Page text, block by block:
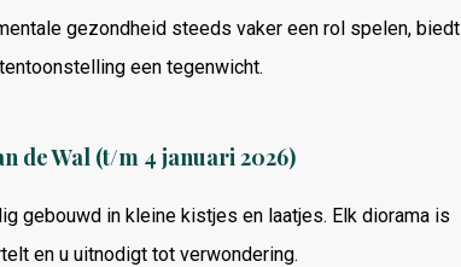
gezondheid steeds vaker een rol spelen, biedt
een tegenwicht.
de Wal (t/m 4 januari 2026)
gebouwd in kleine kistjes en laatjes. Elk diorama is
en u uitnodigt tot verwondering.